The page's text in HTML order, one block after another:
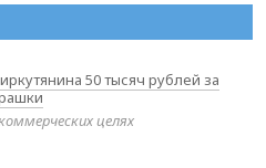
50 тысяч рублей за
целях